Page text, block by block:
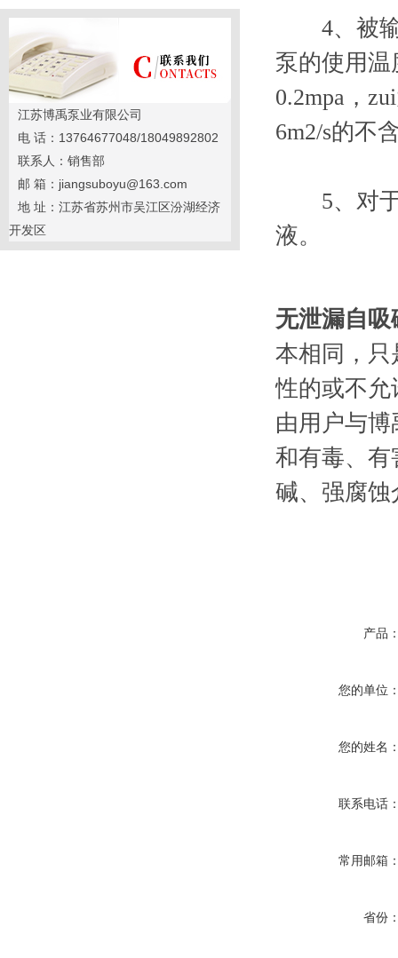
江苏博禹泵业有限公司
电 话：13764677048/18049892802
联系人：销售部
邮 箱：jiangsuboyu@163.com
地 址：江苏省苏州市吴江区汾湖经济
开发区
4、被输
泵的使用
0.2mpa，
6m2/s的不
5、对于
液。
无泄漏自吸
本相同，
性的或不
由用户与
和有毒、
碱、强腐
产品
您的单位
您的姓名
联系电话
常用邮箱
省份